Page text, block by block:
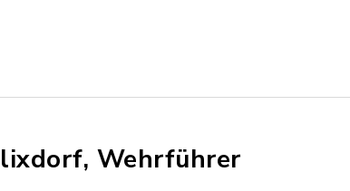
Wehrführer